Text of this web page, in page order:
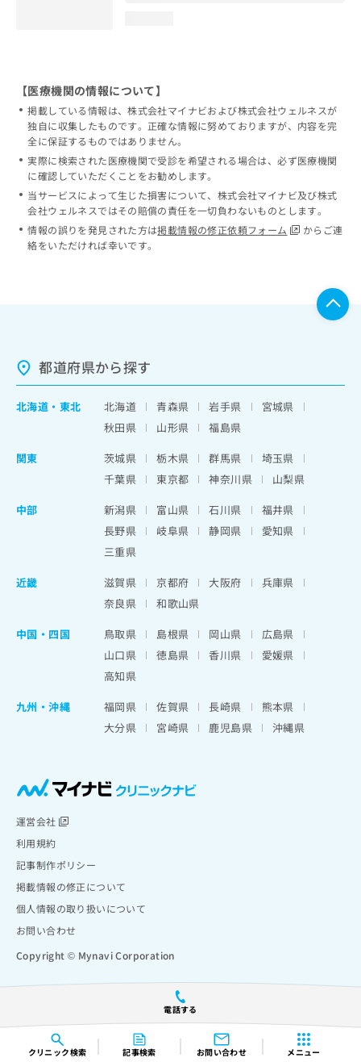
クリニック検索 記事検索 お問い合わせ メニュー
電話する
【医療機関の情報について】
掲載している情報は、株式会社マイナビおよび株式会社ウェルネスが
独自に収集したものです。正確な情報に努めておりますが、内容を完
全に保証するものではありません。
実際に検索された医療機関で受診を希望される場合は、必ず医療機関
に確認していただくことをお勧めします。
当サービスによって生じた損害について、株式会社マイナビ及び株式
会社ウェルネスではその賠償の責任を一切負わないものとします。
情報の誤りを発見された方は掲載情報の修正依頼フォーム
からご連
絡をいただければ幸いです。
都道府県から探す
北海道 ・ 東北 北海道 青森県 岩手県
宮城県
秋田県
山形県
福島県
関東
茨城県 栃木県 群馬県
埼玉県
千葉県
東京都 神奈川県
山梨県
中部
新潟県 富山県 石川県
福井県
長野県
岐阜県 静岡県
愛知県
三重県
近畿
滋賀県 京都府 大阪府
兵庫県
奈良県
和歌山県
中国・四国
鳥取県 島根県 岡山県
広島県
山口県
徳島県 香川県
愛媛県
高知県
九州・沖縄
福岡県 佐賀県 長崎県
熊本県
大分県
宮崎県 鹿児島県 沖縄県
運営会社
利用規約
記事制作ポリシー
掲載情報の修正について
個人情報の取り扱いについて
お問い合わせ
Copyright © Mynavi Corporation